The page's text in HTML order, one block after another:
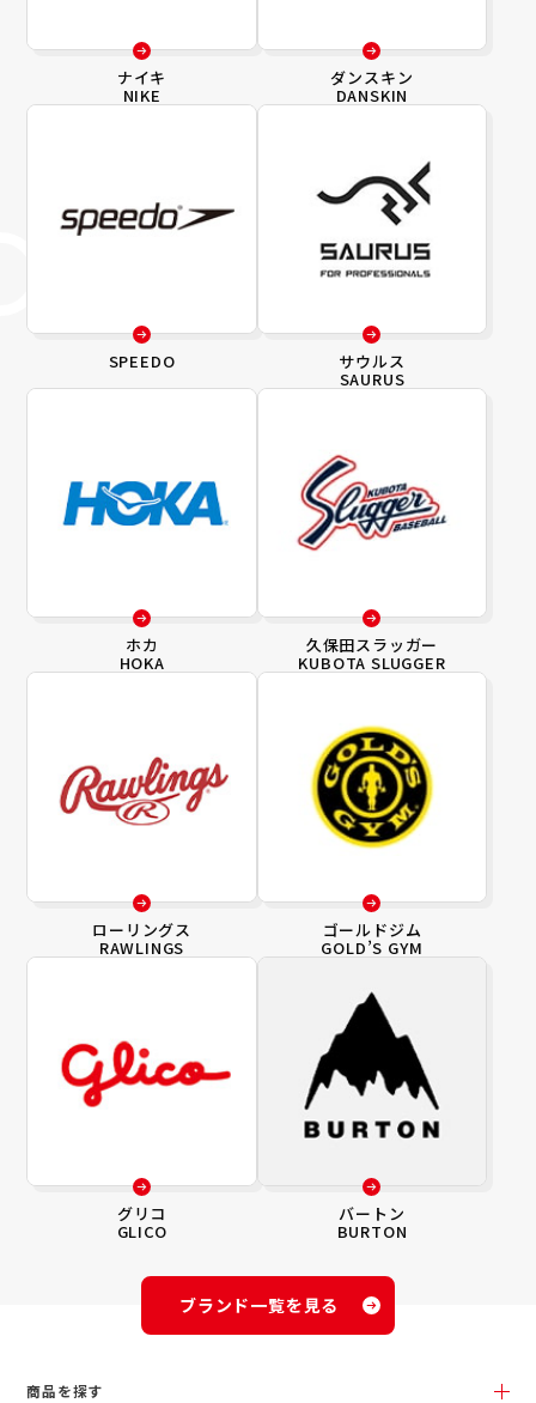
ナイキ
NIKE
ダンスキン
DANSKIN
SPEEDO サウルス
SAURUS
ホカ
HOKA
久保田スラッガー
KUBOTA SLUGGER
ローリングス
RAWLINGS
ゴールドジム
GOLD’S GYM
グリコ
GLICO
バートン
BURTON
ブランド一覧を見る
商品を探す